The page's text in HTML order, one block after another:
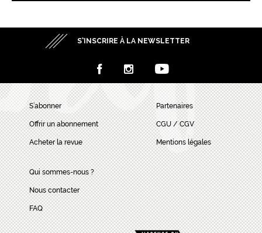
S’INSCRIRE À LA NEWSLETTER
S’abonner
Offrir un abonnement
Acheter la revue
Partenaires
CGU / CGV
Mentions légales
Qui sommes-nous ?
Nous contacter
FAQ